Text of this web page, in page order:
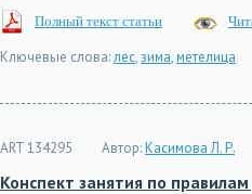
Полный текст статьи
Ключевые слова:лес,зима,метелица
ART 134295 Автор:Касимова Л. Р.
Конспект занятия по